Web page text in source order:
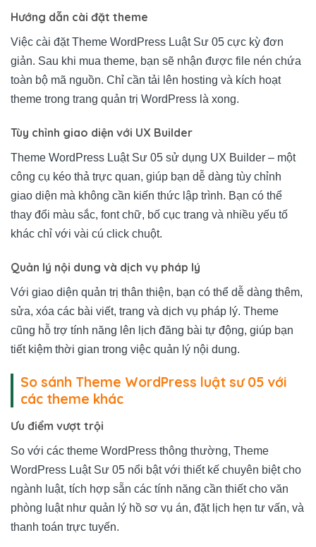
Hướng dẫn cài đặt theme
Việc cài đặt Theme WordPress Luật Sư 05 cực kỳ đơn
giản. Sau khi mua theme, bạn sẽ nhận được file nén chứa
toàn bộ mã nguồn. Chỉ cần tải lên hosting và kích hoạt
theme trong trang quản trị WordPress là xong.
Tùy chỉnh giao diện với UX Builder
Theme WordPress Luật Sư 05 sử dụng UX Builder – một
công cụ kéo thả trực quan, giúp bạn dễ dàng tùy chỉnh
giao diện mà không cần kiến thức lập trình. Bạn có thể
thay đổi màu sắc, font chữ, bố cục trang và nhiều yếu tố
khác chỉ với vài cú click chuột.
Quản lý nội dung và dịch vụ pháp lý
Với giao diện quản trị thân thiện, bạn có thể dễ dàng thêm,
sửa, xóa các bài viết, trang và dịch vụ pháp lý. Theme
cũng hỗ trợ tính năng lên lịch đăng bài tự động, giúp bạn
tiết kiệm thời gian trong việc quản lý nội dung.
So sánh Theme WordPress luật sư 05 với
các theme khác
Ưu điểm vượt trội
So với các theme WordPress thông thường, Theme
WordPress Luật Sư 05 nổi bật với thiết kế chuyên biệt cho
ngành luật, tích hợp sẵn các tính năng cần thiết cho văn
phòng luật như quản lý hồ sơ vụ án, đặt lịch hẹn tư vấn, và
thanh toán trực tuyến.